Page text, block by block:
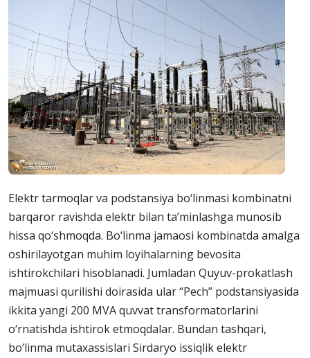
Elektr tarmoqlar va podstansiya bo‘linmasi kombinatni
barqaror ravishda elektr bilan ta’minlashga munosib
hissa qo‘shmoqda. Bo‘linma jamaosi kombinatda amalga
oshirilayotgan muhim loyihalarning bevosita
ishtirokchilari hisoblanadi. Jumladan Quyuv-prokatlash
majmuasi qurilishi doirasida ular “Pech” podstansiyasida
ikkita yangi 200 MVA quvvat transformatorlarini
o‘rnatishda ishtirok etmoqdalar. Bundan tashqari,
bo‘linma mutaxassislari Sirdaryo issiqlik elektr